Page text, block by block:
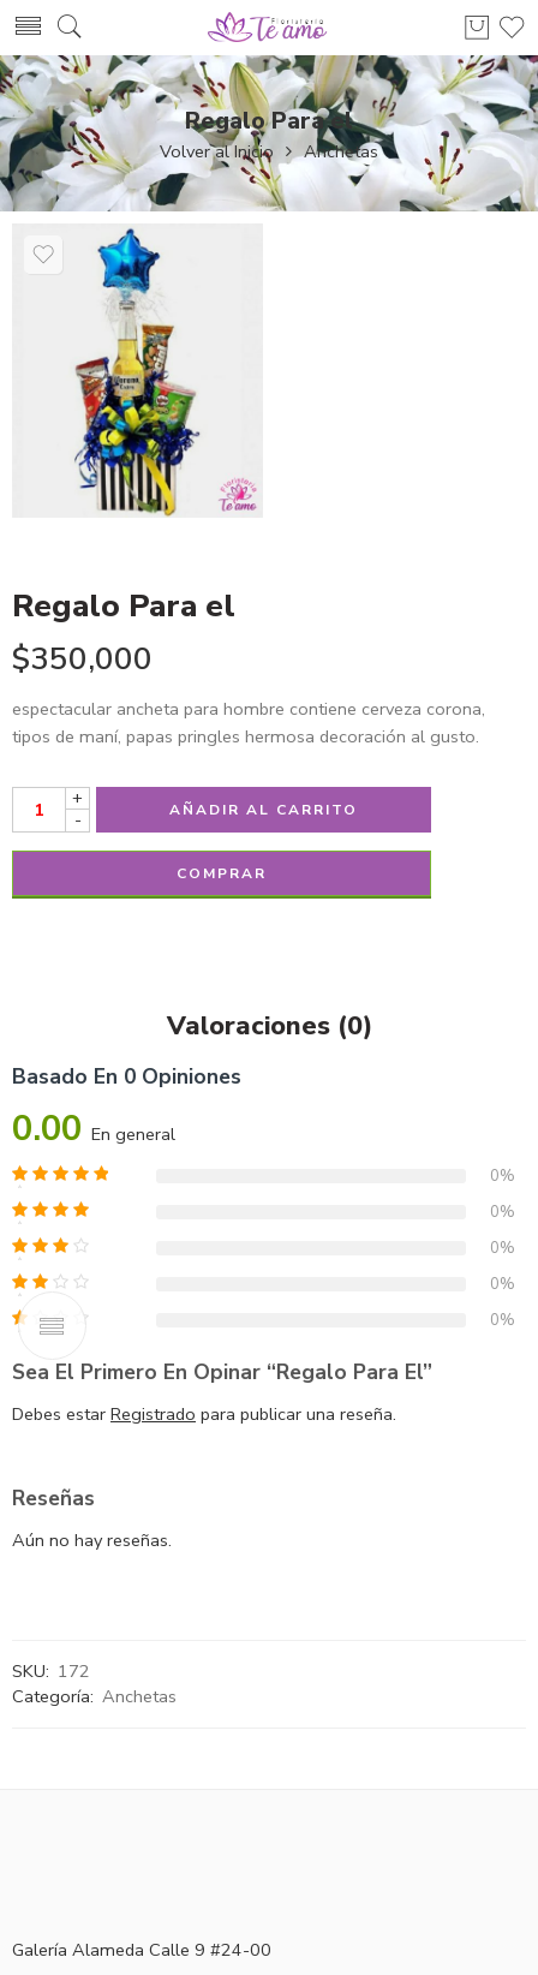
Regalo Para el
Volver al Inicio Anchetas
Regalo Para el
$350,000
espectacular ancheta para hombre contiene cerveza corona,
tipos de maní, papas pringles hermosa decoración al gusto.
+
-
AÑADIR AL CARRITO
COMPRAR
Valoraciones (0)
Basado En 0 Opiniones
0.00 En general
0%
0%
0%
0%
0%
Sea El Primero En Opinar “Regalo Para El”
Debes estar Registrado para publicar una reseña.
Reseñas
Aún no hay reseñas.
SKU: 172
Categoría: Anchetas
Galería Alameda Calle 9 #24-00